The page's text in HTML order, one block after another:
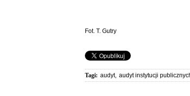
Fot. T. Gutry
Tagi: audyt, audyt instytucji